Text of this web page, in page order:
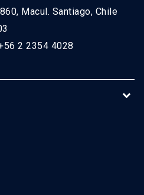
Macul. Santiago, Chile
2 2354 4028